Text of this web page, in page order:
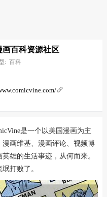
画百科资源社区
: 百科

是一个以美国漫画为主
画维基、漫画评论、视频博
雄的生活事迹，从何而来。
打败了。